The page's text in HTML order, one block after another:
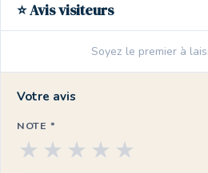
⭐ Avis visiteurs
Soyez le premier à
Votre avis
NOTE *
★
★
★
★
★